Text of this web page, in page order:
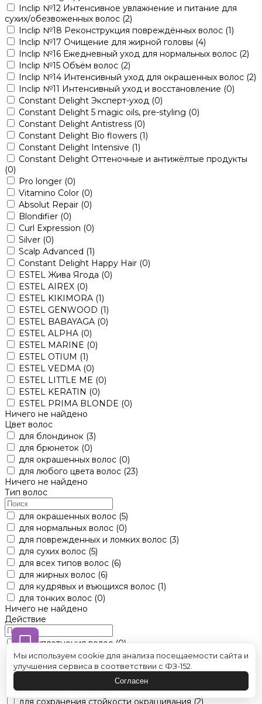
Inclip №12 Интенсивное увлажнение и питание для
сухих/обезвоженных волос (2)
Inclip №18 Реконструкция повреждённых волос (1)
Inclip №17 Очищение для жирной головы (4)
Inclip №16 Ежедневный уход для нормальных волос (2)
Inclip №15 Объём волос (2)
Inclip №14 Интенсивный уход для окрашенных волос (2)
Inclip №11 Интенсивный уход и восстановление (0)
Constant Delight Эксперт-уход (0)
Constant Delight 5 magic oils, pre-styling (0)
Constant Delight Antistress (0)
Constant Delight Bio flowers (1)
Constant Delight Intensive (1)
Constant Delight Оттеночные и антижёлтые продукты
(0)
Pro longer (0)
Vitamino Color (0)
Absolut Repair (0)
Blondifier (0)
Curl Expression (0)
Silver (0)
Scalp Advanced (1)
Constant Delight Happy Hair (0)
ESTEL Жива Ягода (0)
ESTEL AIREX (0)
ESTEL KIKIMORA (1)
ESTEL GENWOOD (1)
ESTEL BABAYAGA (0)
ESTEL ALPHA (0)
ESTEL MARINE (0)
ESTEL OTIUM (1)
ESTEL VEDMA (0)
ESTEL LITTLE ME (0)
ESTEL KERATIN (0)
ESTEL PRIMA BLONDE (0)
Ничего не найдено
Цвет волос
для блондинок (3)
для брюнеток (0)
для окрашенных волос (0)
для любого цвета волос (23)
Ничего не найдено
Тип волос
для окрашенных волос (5)
для нормальных волос (0)
для поврежденных и ломких волос (3)
для сухих волос (5)
для всех типов волос (6)
для жирных волос (6)
для кудрявых и въющихся волос (1)
для тонких волос (0)
Ничего не найдено
Действие
для уплотнения волос (0)
для объема волос(2)
для восстановления волос(2)
для нейтрализации желтизны волос
для питания волос(5)
для сохранения стойкости окрашивания (2)
Мы используем cookie для анализа посещаемости сайта и
улучшения сервиса в соответствии с ФЗ-152.
Согласен